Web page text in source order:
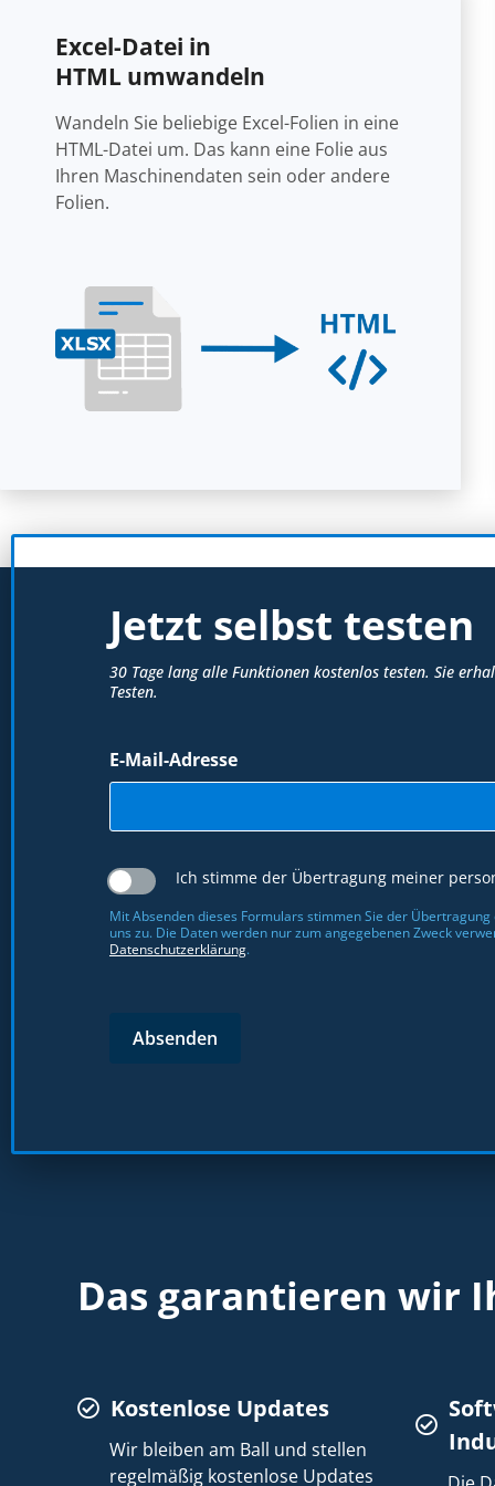
Excel-Datei in
HTML umwandeln
Wandeln Sie beliebige Excel-Folien in eine
HTML-Datei um. Das kann eine Folie aus
Ihren Maschinendaten sein oder andere
Folien.
Jetzt selbst testen
30 Tage lang alle Funktionen kostenlos testen. Sie
Testen.
E-Mail-Adresse
Ich stimme der Übertragung meiner
Mit Absenden dieses Formulars stimmen Sie der
uns zu. Die Daten werden nur zum angegebenen Zweck
Datenschutzerklärung.
Das garantieren wir
Kostenlose Updates
Wir bleiben am Ball und stellen
regelmäßig kostenlose Updates